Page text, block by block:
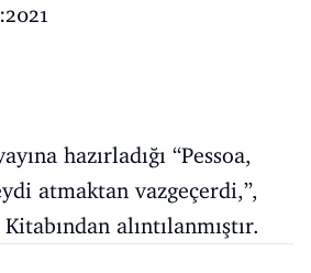
hazırladığı “Pessoa,
atmaktan vazgeçerdi,”,
alıntılanmıştır.